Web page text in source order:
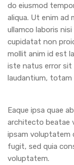
do eiusmod
aliqua. Ut enim ad
ullamco laboris
cupidatat non
mollit anim id est
iste natus error sit
laudantium, totam
Eaque ipsa quae
architecto beatae
ipsam voluptatem
fugit, sed quia
voluptatem.